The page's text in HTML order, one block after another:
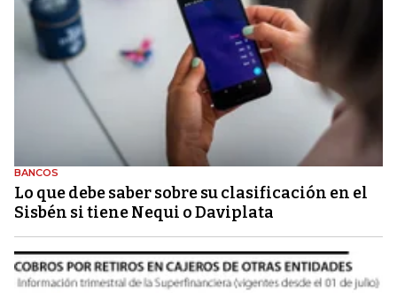
BANCOS
Lo que debe saber sobre su clasificación en el
Sisbén si tiene Nequi o Daviplata